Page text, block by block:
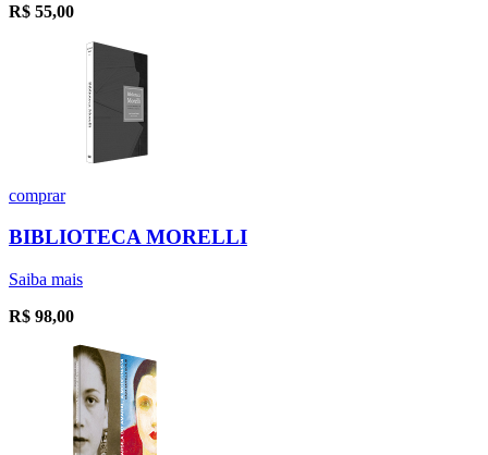
R$ 55,00
comprar
BIBLIOTECA MORELLI
Saiba mais
R$ 98,00